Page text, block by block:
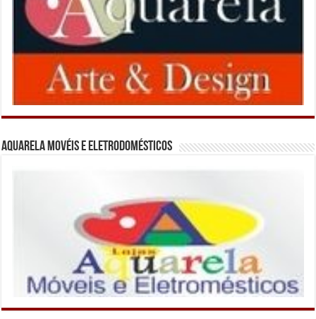
Aquarela Movéis e Eletrodomésticos